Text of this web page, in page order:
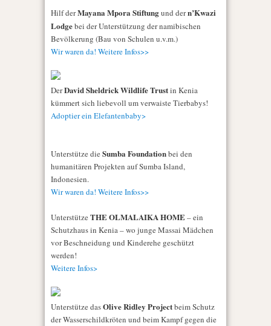
Hilf derMayana Mpora Stiftungund dern’Kwazi
Lodgebei der Unterstützung der namibischen
Bevölkerung (Bau von Schulen u.v.m.)
Wir waren da! Weitere Infos>>
DerDavid Sheldrick Wildlife Trustin Kenia
kümmert sich liebevoll um verwaiste Tierbabys!
Adoptier ein Elefantenbaby>
Unterstütze die Sumba Foundationbei den
humanitären Projekten auf Sumba Island,
Indonesien.
Wir waren da! Weitere Infos>>
Unterstütze THE OLMALAIKA HOME– ein
Schutzhaus in Kenia – wo junge Massai Mädchen
vor Beschneidung und Kinderehe geschützt
werden!
Weitere Infos>
Unterstütze dasOlive Ridley Projectbeim Schutz
der Wasserschildkröten und beim Kampf gegen die